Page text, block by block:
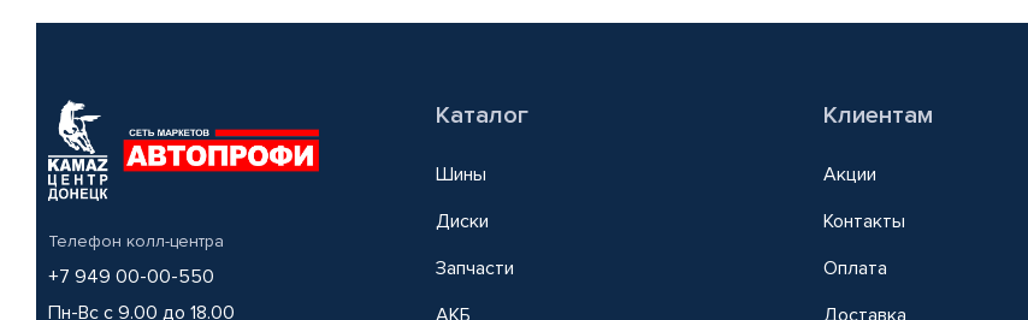
Телефон колл-центра
+7 949 00-00-550
Пн-Вс с 9.00 до 18.00
Каталог
Шины
Диски
Запчасти
АКБ
Клиентам
Акции
Контакты
Оплата
Доставка